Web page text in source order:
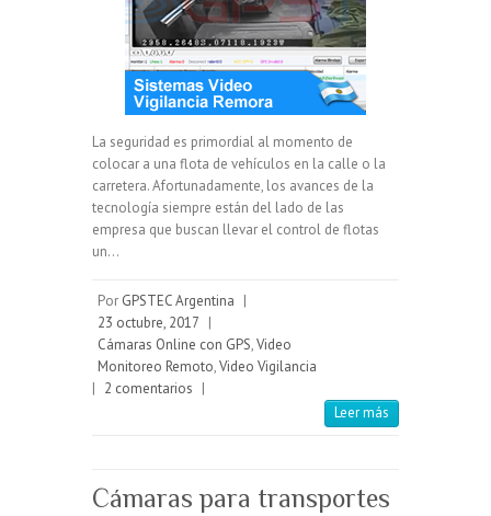
La seguridad es primordial al momento de
colocar a una flota de vehículos en la calle o la
carretera. Afortunadamente, los avances de la
tecnología siempre están del lado de las
empresa que buscan llevar el control de flotas
un…
Por GPSTEC Argentina |
23 octubre, 2017 |
Cámaras Online con GPS,Video
Monitoreo Remoto,Video Vigilancia
| 2 comentarios |
Leer más
Cámaras para transportes